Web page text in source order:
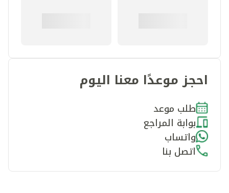
احجز موعدًا معنا اليوم
طلب موعد
بوابة المراجع
واتساب
اتصل بنا